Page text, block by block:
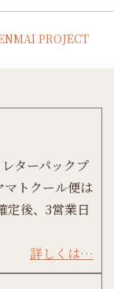
PROJECT
ターパックプ
マトクール便は
定後、3営業日
詳しくは…